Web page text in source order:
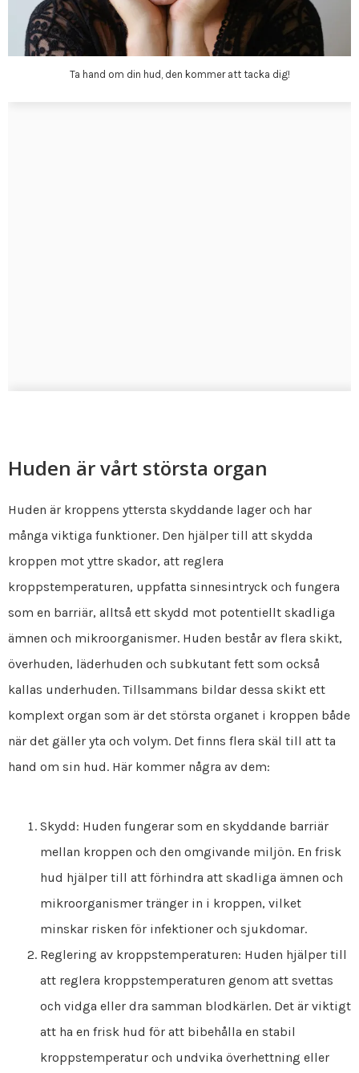
Ta hand om din hud, den kommer att tacka dig!
Huden är vårt största organ
Huden är kroppens yttersta skyddande lager och har
många viktiga funktioner. Den hjälper till att skydda
kroppen mot yttre skador, att reglera
kroppstemperaturen, uppfatta sinnesintryck och fungera
som en barriär, alltså ett skydd mot potentiellt skadliga
ämnen och mikroorganismer. Huden består av flera skikt,
överhuden, läderhuden och subkutant fett som också
kallas underhuden. Tillsammans bildar dessa skikt ett
komplext organ som är det största organet i kroppen både
när det gäller yta och volym. Det finns flera skäl till att ta
hand om sin hud. Här kommer några av dem:
Skydd: Huden fungerar som en skyddande barriär
mellan kroppen och den omgivande miljön. En frisk
hud hjälper till att förhindra att skadliga ämnen och
mikroorganismer tränger in i kroppen, vilket
minskar risken för infektioner och sjukdomar.
Reglering av kroppstemperaturen: Huden hjälper till
att reglera kroppstemperaturen genom att svettas
och vidga eller dra samman blodkärlen. Det är viktigt
att ha en frisk hud för att bibehålla en stabil
kroppstemperatur och undvika överhettning eller